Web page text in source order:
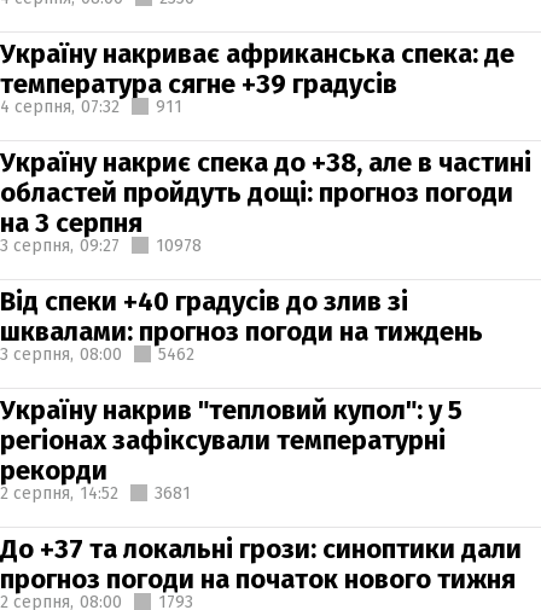
Україну накриває африканська спека: де
температура сягне +39 градусів
4 серпня, 07:32 911
Україну накриє спека до +38, але в частині
областей пройдуть дощі: прогноз погоди
на 3 серпня
3 серпня, 09:27 10978
Від спеки +40 градусів до злив зі
шквалами: прогноз погоди на тиждень
3 серпня, 08:00 5462
Україну накрив "тепловий купол": у 5
регіонах зафіксували температурні
рекорди
2 серпня, 14:52 3681
До +37 та локальні грози: синоптики дали
прогноз погоди на початок нового тижня
2 серпня, 08:00 1793